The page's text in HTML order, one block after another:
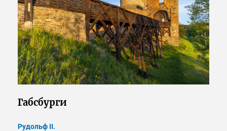
Габсбурги
Рудольф II.